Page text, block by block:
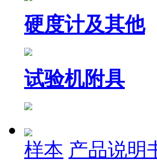
硬度计及其他
试验机附具
样本 产品说明